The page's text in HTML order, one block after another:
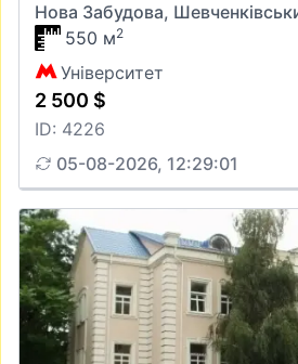
Нова Забудова,
550 м2
Університет
2 500 $
ID: 4226
05-08-2026, 12:29:01